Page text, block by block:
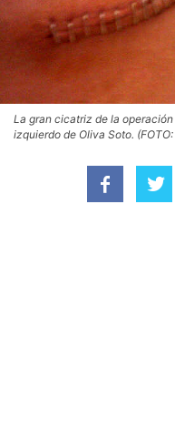
La gran cicatriz de la
izquierdo de Oliva Soto.